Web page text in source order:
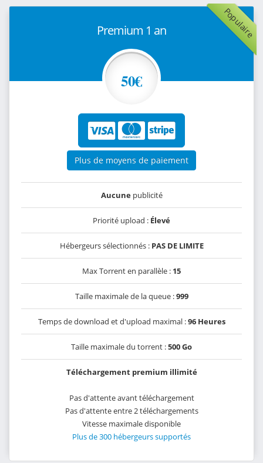
Populaire
Premium 1 an
50€
Plus de moyens de paiement
Aucunepublicité
Priorité upload : Élevé
Hébergeurs sélectionnés : PAS DE LIMITE
Max Torrent en parallèle : 15
Taille maximale de la queue :999
Temps de download et d'upload maximal :96 Heures
Taille maximale du torrent :500 Go
Téléchargement premium illimité
Pas d'attente avant téléchargement
Pas d'attente entre 2 téléchargements
Vitesse maximale disponible
Plus de 300 hébergeurs supportés